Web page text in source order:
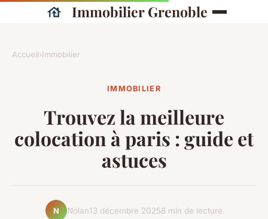
Immobilier Grenoble
Accueil›Immobilier
IMMOBILIER
Trouvez la meilleure
colocation à paris : guide et
astuces
N Nolan13 décembre 20258 min de lecture